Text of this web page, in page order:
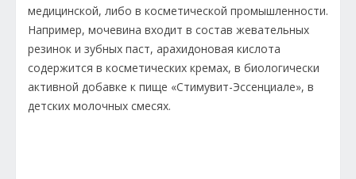
медицинской, либо в косметической промышленности.
Например, мочевина входит в состав жевательных
резинок и зубных паст, арахидоновая кислота
содержится в косметических кремах, в биологически
активной добавке к пище «Стимувит-Эссенциале», в
детских молочных смесях.